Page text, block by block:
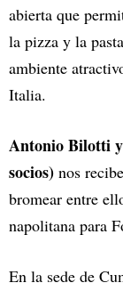
abierta que
la pizza y la
ambiente
Italia.
Antonio Bilotti
socios) nos
bromear entre
napolitana para
En la sede de